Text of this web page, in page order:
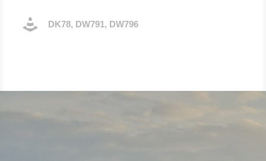
DK78, DW791, DW796